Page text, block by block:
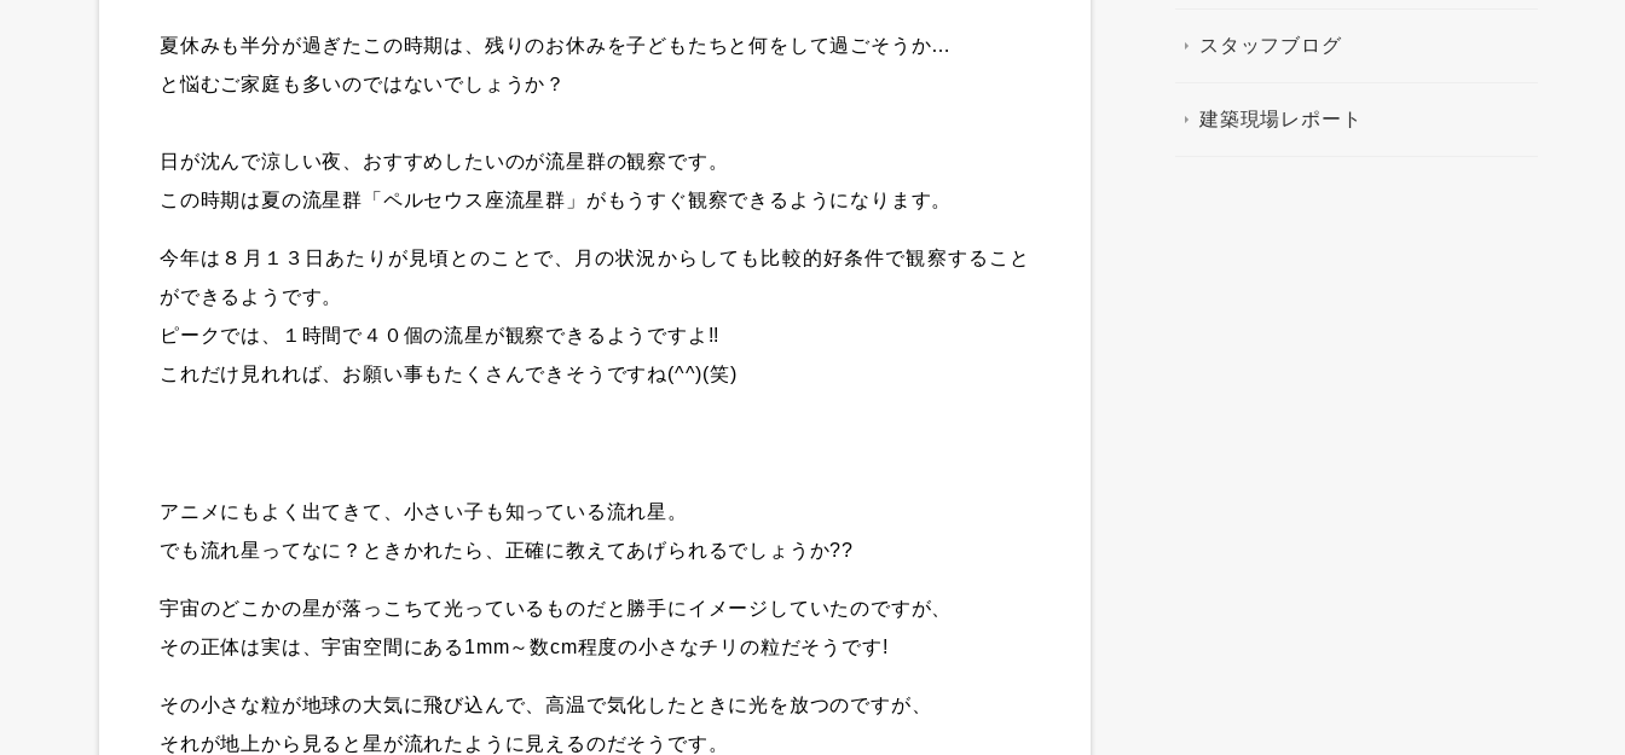
夏休みも半分が過ぎたこの時期は、残りのお休みを子どもたちと何をして過ごそうか…
と悩むご家庭も多いのではないでしょうか？
日が沈んで涼しい夜、おすすめしたいのが流星群の観察です。
この時期は夏の流星群「ペルセウス座流星群」がもうすぐ観察できるようになります。
今年は８月１３日あたりが見頃とのことで、月の状況からしても比較的好条件で観察すること
ができるようです。
ピークでは、１時間で４０個の流星が観察できるようですよ!!
これだけ見れれば、お願い事もたくさんできそうですね(^^)(笑)
アニメにもよく出てきて、小さい子も知っている流れ星。
でも流れ星ってなに？ときかれたら、正確に教えてあげられるでしょうか??
宇宙のどこかの星が落っこちて光っているものだと勝手にイメージしていたのですが、
その正体は実は、宇宙空間にある1mm～数cm程度の小さなチリの粒だそうです!
その小さな粒が地球の大気に飛び込んで、高温で気化したときに光を放つのですが、
それが地上から見ると星が流れたように見えるのだそうです。
スタッフブログ
建築現場レポート